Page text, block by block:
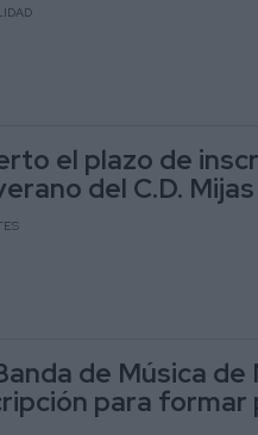
el plazo de
del C.D. Mijas
de Música
para formar